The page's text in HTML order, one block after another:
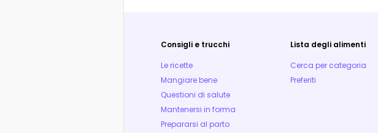
Consigli e trucchi
Le ricette
Mangiare bene
Questioni di salute
Mantenersi in forma
Prepararsi al parto
Lista degli alimenti
Cerca per categoria
Preferiti